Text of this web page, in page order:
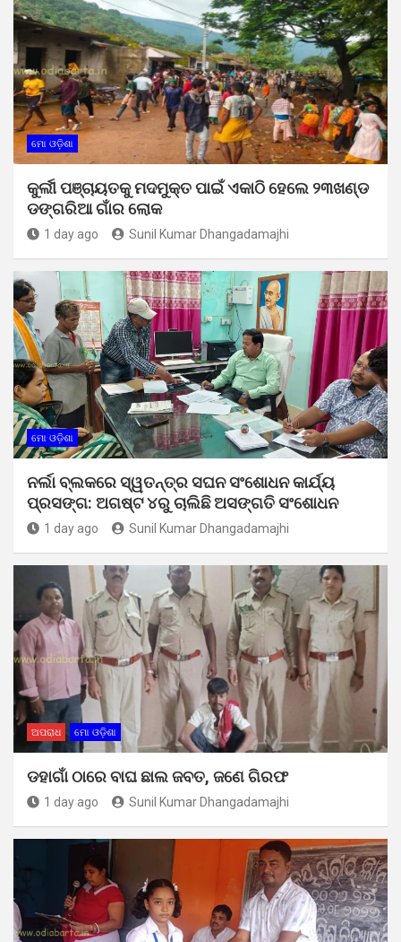
ମୋ ଓଡ଼ିଶା
କୁର୍ଲୀ ପଞ୍ଚାୟତକୁ ମଦମୁକ୍ତ ପାଇଁ ଏକାଠି ହେଲେ ୨୩ଖଣ୍ଡ
ଡଙ୍ଗରିଆ ଗାଁର ଲୋକ
1 day ago Sunil Kumar Dhangadamajhi
ମୋ ଓଡ଼ିଶା
ନର୍ଲା ବ୍ଲକରେ ସ୍ୱତନ୍ତ୍ର ସଘନ ସଂଶୋଧନ କାର୍ଯ୍ୟ
ପ୍ରସଙ୍ଗ: ଅଗଷ୍ଟ ୪ରୁ ଚାଲିଛି ଅସଙ୍ଗତି ସଂଶୋଧନ
1 day ago Sunil Kumar Dhangadamajhi
ଅପରାଧ ମୋ ଓଡ଼ିଶା
ଡହାଗାଁ ଠାରେ ବାଘ ଛାଲ ଜବତ, ଜଣେ ଗିରଫ
1 day ago Sunil Kumar Dhangadamajhi